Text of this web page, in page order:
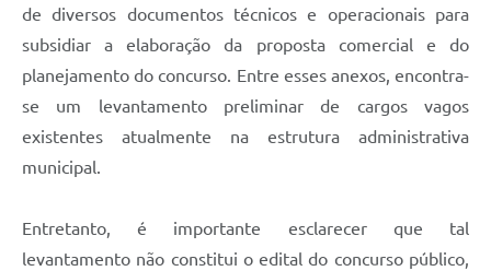
de diversos documentos técnicos e operacionais para
subsidiar a elaboração da proposta comercial e do
planejamento do concurso. Entre esses anexos, encontra-
se um levantamento preliminar de cargos vagos
existentes atualmente na estrutura administrativa
municipal.
Entretanto, é importante esclarecer que tal
levantamento não constitui o edital do concurso público,